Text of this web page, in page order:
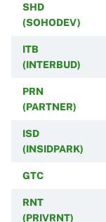
SHD
(SOHODEV)
ITB
(INTERBUD)
PRN
(PARTNER)
ISD
(INSIDPARK)
GTC
RNT
(PRIVRNT)